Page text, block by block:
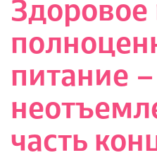
D
S
Здоровое
питание –
часть